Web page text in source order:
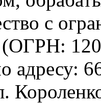
с
(ОГРН:
адресу: